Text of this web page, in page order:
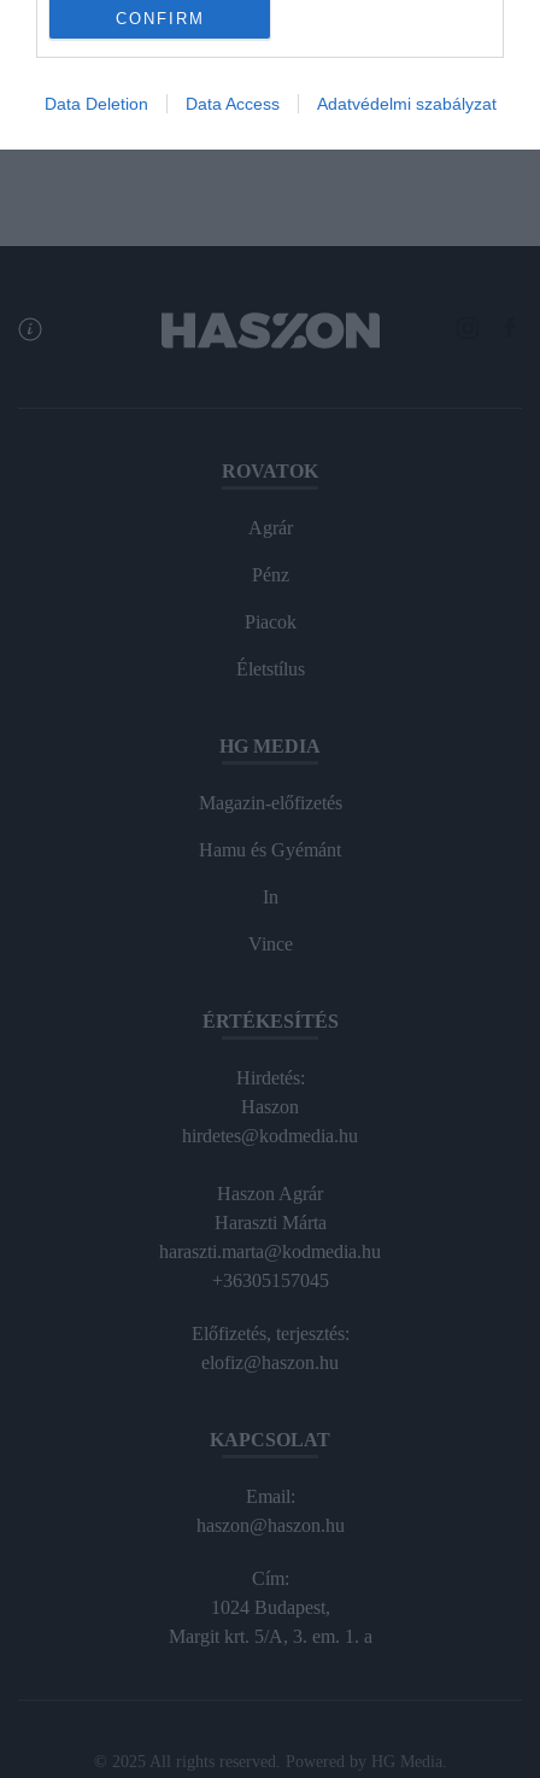
CONFIRM
Data Deletion Data Access Adatvédelmi szabályzat
A nyitás a vendéglátóhelyek esetében jóval bonyolultabb
folyamatnak ígérkezik, mint a boltoknál. Mi lesz például azokkal,
ROVATOK
Agrár
Pénz
Piacok
Életstílus
HG MEDIA
Magazin-előfizetés
Hamu és Gyémánt
In
Vince
ÉRTÉKESÍTÉS
Hirdetés:
Haszon
hirdetes@kodmedia.hu
Haszon Agrár
Haraszti Márta
haraszti.marta@kodmedia.hu
+36305157045
Előfizetés, terjesztés:
elofiz@haszon.hu
KAPCSOLAT
Email:
haszon@haszon.hu
Cím:
1024 Budapest,
Margit krt. 5/A, 3. em. 1. a
© 2025 All rights reserved. Powered by HG Media